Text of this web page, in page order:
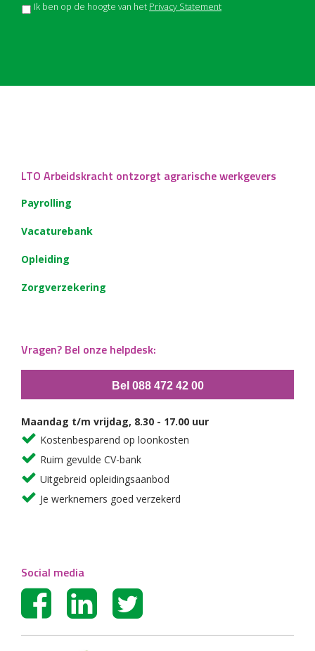
Ik ben op de hoogte van het Privacy Statement
LTO Arbeidskracht ontzorgt agrarische werkgevers
Payrolling
Vacaturebank
Opleiding
Zorgverzekering
Vragen? Bel onze helpdesk:
Bel 088 472 42 00
Maandag t/m vrijdag, 8.30 - 17.00 uur
Kostenbesparend op loonkosten
Ruim gevulde CV-bank
Uitgebreid opleidingsaanbod
Je werknemers goed verzekerd
Social media